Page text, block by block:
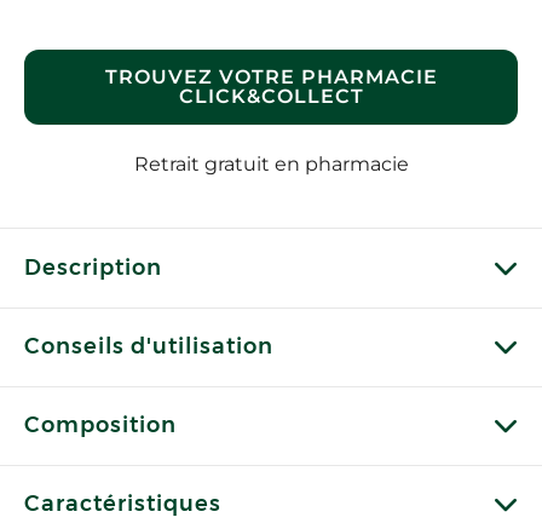
TROUVEZ VOTRE PHARMACIE
CLICK&COLLECT
Retrait gratuit en pharmacie
Description
Conseils d'utilisation
Composition
Caractéristiques